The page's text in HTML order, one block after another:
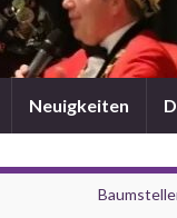
Neuigkeiten